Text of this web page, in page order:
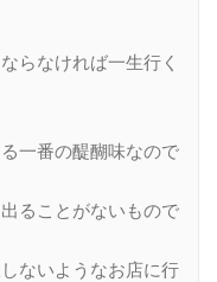
らなければ一生行く
一番の醍醐味なので
ることがないもので
ないようなお店に行